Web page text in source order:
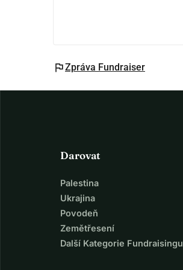
flagZpráva Fundraiser
Darovat
Palestina
Ukrajina
Povodeň
Zemětřesení
Další Kategorie Fundraisingu